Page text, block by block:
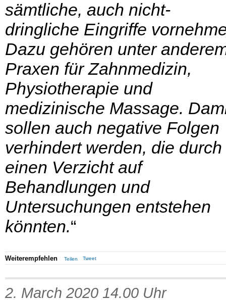
sämtliche, auch nicht-
dringliche Eingriffe
Dazu gehören unter
Praxen für Zahnmedizin,
Physiotherapie und
medizinische Massage.
sollen auch negative Folgen
verhindert werden, die durch
einen Verzicht auf
Behandlungen und
Untersuchungen entstehen
könnten.“
Weiterempfehlen Teilen Tweet
2. March 2020 14.00 Uhr